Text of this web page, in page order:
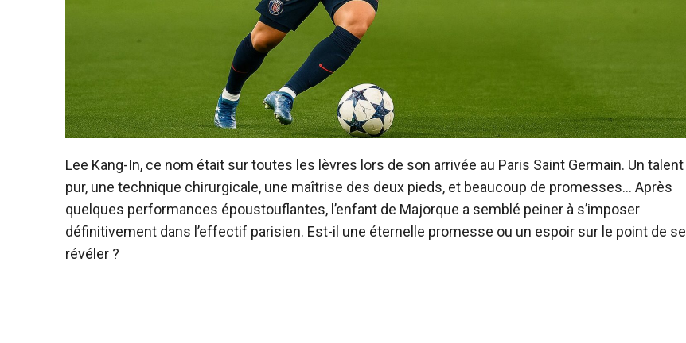
Lee Kang-In, ce nom était sur toutes les lèvres lors de son arrivée au Paris Saint Germain. Un talent
pur, une technique chirurgicale, une maîtrise des deux pieds, et beaucoup de promesses… Après
quelques performances époustouflantes, l’enfant de Majorque a semblé peiner à s’imposer
définitivement dans l’effectif parisien. Est-il une éternelle promesse ou un espoir sur le point de se
révéler ?